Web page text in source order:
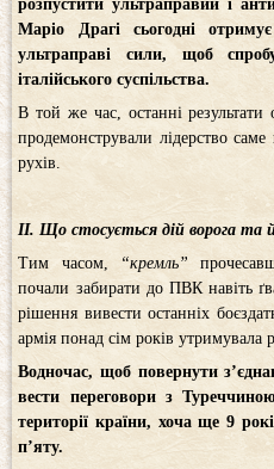
розпустити ультраправий і
Маріо Драгі сьогодні
ультраправі сили, щоб
італійського суспільства.
В той же час, останні результати
продемонстрували лідерство
рухів.
ІІ. Що стосується дій ворога та
Тим часом,
“кремль”
почали забирати до ПВК навіть
рішення вивести останніх
армія понад сім років утримувала
Водночас, щоб повернути
вести переговори з
території країни, хоча ще 9
п’яту.